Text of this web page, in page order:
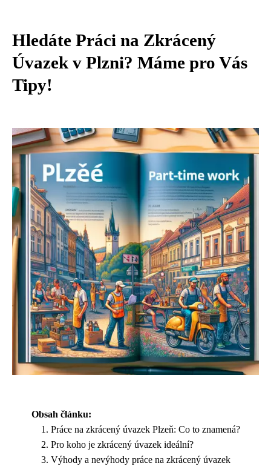
Hledáte Práci na Zkrácený
Úvazek v Plzni? Máme pro Vás
Tipy!
Obsah článku:
Práce na zkrácený úvazek Plzeň: Co to znamená?
Pro koho je zkrácený úvazek ideální?
Výhody a nevýhody práce na zkrácený úvazek